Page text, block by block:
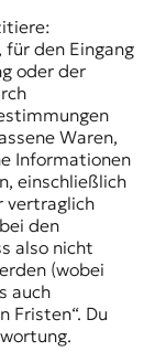
den Eingang
oder der
Waren,
Informationen
einschließlich
vertraglich
den
also nicht
(wobei
auch
Fristen“. Du